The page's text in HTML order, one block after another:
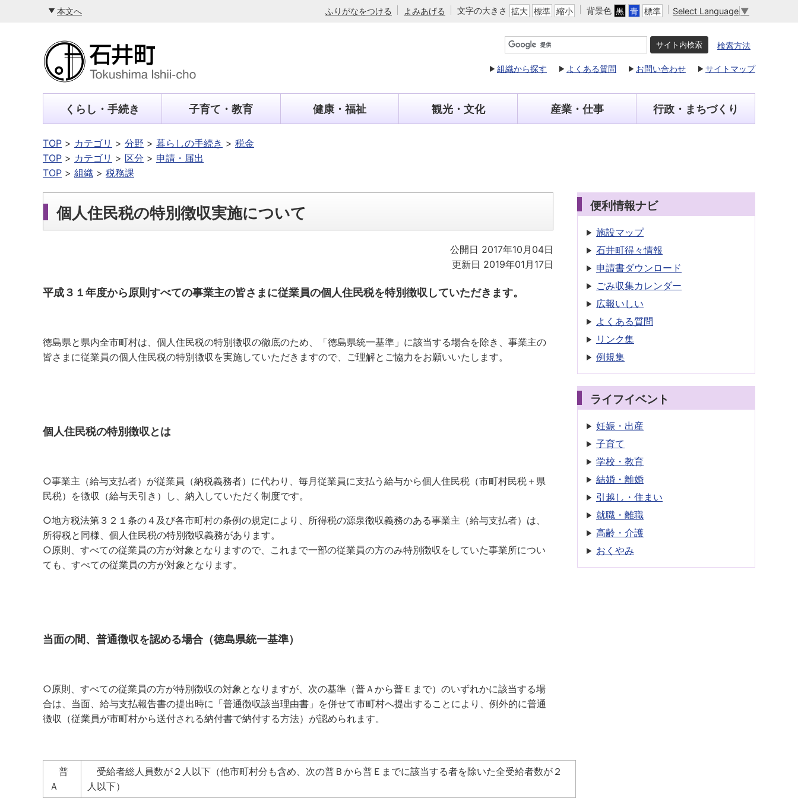
本文へ ふりがなをつける よみあげる 文字の大きさ 拡大 標準 縮小 背景色 黒 青 標準 Select Language ▼
検索方法
組織から探す よくある質問 お問い合わせ サイトマップ
くらし・手続き 子育て・教育 健康・福祉 観光・文化 産業・仕事 行政・まちづくり
TOP カテゴリ 分野 暮らしの手続き
税金
TOP
カテゴリ 区分
申請・届出
TOP
組織 税務課
個人住民税の特別徴収実施について
公開日 2017年10月04日
更新日 2019年01月17日
平成３１年度から原則すべての事業主の皆さまに従業員の個人住民税を特別徴収していただきます。
徳島県と県内全市町村は、個人住民税の特別徴収の徹底のため、「徳島県統一基準」に該当する場合を除き、事業主の
皆さまに従業員の個人住民税の特別徴収を実施していただきますので、ご理解とご協力をお願いいたします。
個人住民税の特別徴収とは
○事業主（給与支払者）が従業員（納税義務者）に代わり、毎月従業員に支払う給与から個人住民税（市町村民税＋県
民税）を徴収（給与天引き）し、納入していただく制度です。
○地方税法第３２１条の４及び各市町村の条例の規定により、所得税の源泉徴収義務のある事業主（給与支払者）は、
所得税と同様、個人住民税の特別徴収義務があります。
○原則、すべての従業員の方が対象となりますので、これまで一部の従業員の方のみ特別徴収をしていた事業所につい
ても、すべての従業員の方が対象となります。
当面の間、普通徴収を認める場合（徳島県統一基準）
○原則、すべての従業員の方が特別徴収の対象となりますが、次の基準（普Ａから普Ｅまで）のいずれかに該当する場
合は、当面、給与支払報告書の提出時に「普通徴収該当理由書」を併せて市町村へ提出することにより、例外的に普通
徴収（従業員が市町村から送付される納付書で納付する方法）が認められます。
普
Ａ
受給者総人員数が２人以下（他市町村分も含め、次の普Ｂから普Ｅまでに該当する者を除いた全受給者数が２
人以下）
便利情報ナビ
施設マップ
石井町得々情報
申請書ダウンロード
ごみ収集カレンダー
広報いしい
よくある質問
リンク集
例規集
ライフイベント
妊娠・出産
子育て
学校・教育
結婚・離婚
引越し・住まい
就職・離職
高齢・介護
おくやみ